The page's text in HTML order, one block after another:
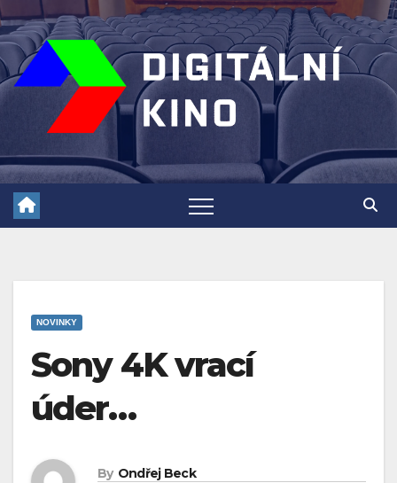
Skip
to
content
NOVINKY
Sony 4K vrací
úder…
By Ondřej Beck